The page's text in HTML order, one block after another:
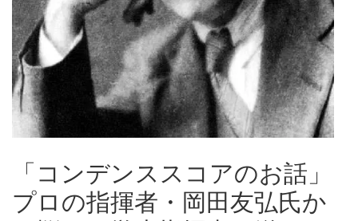
「コンデンススコアのお話」
プロの指揮者・岡田友弘氏か